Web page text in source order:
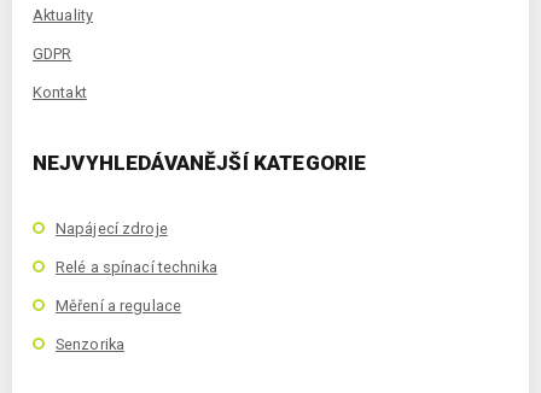
Aktuality
GDPR
Kontakt
NEJVYHLEDÁVANĚJŠÍ KATEGORIE
Napájecí zdroje
Relé a spínací technika
Měření a regulace
Senzorika